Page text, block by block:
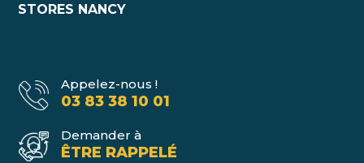
STORES NANCY
Appelez-nous !
03 83 38 10 01
Demander à
ÊTRE RAPPELÉ